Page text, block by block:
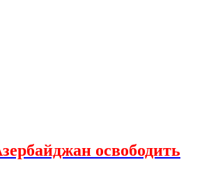
освободить